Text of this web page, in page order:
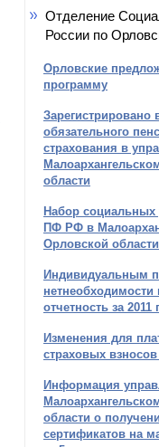
Отделение
России по
Орловские
программу
Зарегистрировано
обязательного
страхования в
области
Набор социальных
ПФ РФ в
Орловской области
Индивидуальным
нетнеобходимости
отчетность за 2011
Изменения для
страховых взносов
Информация
области о
сертификатов на